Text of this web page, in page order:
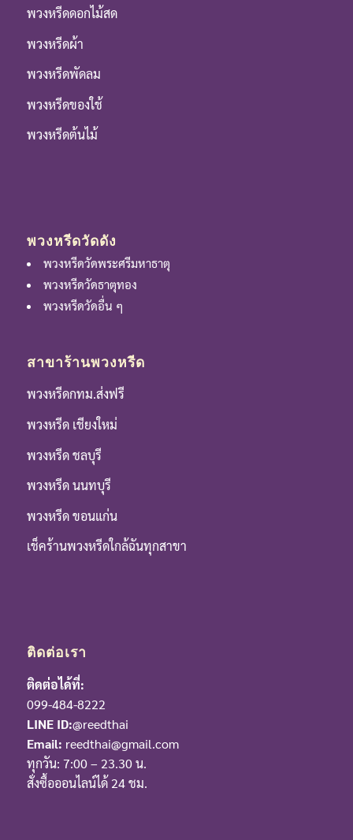
พวงหรีดดอกไม้สด
พวงหรีดผ้า
พวงหรีดพัดลม
พวงหรีดของใช้
พวงหรีดต้นไม้
พวงหรีดวัดดัง
พวงหรีดวัดพระศรีมหาธาตุ
พวงหรีดวัดธาตุทอง
พวงหรีดวัดอื่น ๆ
สาขาร้านพวงหรีด
พวงหรีดกทม.ส่งฟรี
พวงหรีด เชียงใหม่
พวงหรีด ชลบุรี
พวงหรีด นนทบุรี
พวงหรีด ขอนแก่น
เช็คร้านพวงหรีดใกล้ฉันทุกสาขา
ติดต่อเรา
ติดต่อได้ที่:
099-484-8222
LINE ID:@reedthai
Email: reedthai@gmail.com
ทุกวัน: 7:00 – 23.30 น.
สั่งซื้อออนไลน์ได้ 24 ชม.